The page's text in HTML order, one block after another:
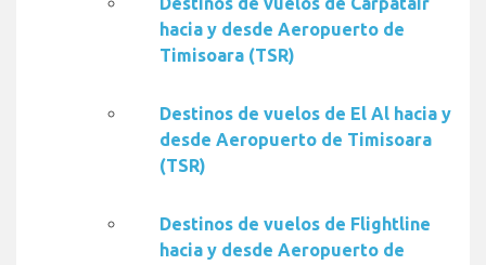
hacia y desde Aeropuerto de
Timisoara (TSR)
Destinos de vuelos de El Al hacia y
desde Aeropuerto de Timisoara
(TSR)
Destinos de vuelos de Flightline
hacia y desde Aeropuerto de